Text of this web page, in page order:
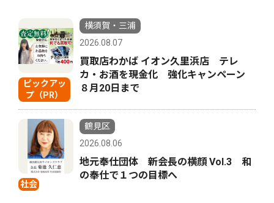
ピックアッ
プ（PR）
横須賀・三浦
2026.08.07
買取店わかば イオン久里浜店 テレ
カ・お酒を現金化 強化キャンペーン
８月20日まで
社会
鶴見区
2026.08.06
地元奉仕団体 新会長の横顔 Vol.3 和
の奉仕で１つの目標へ